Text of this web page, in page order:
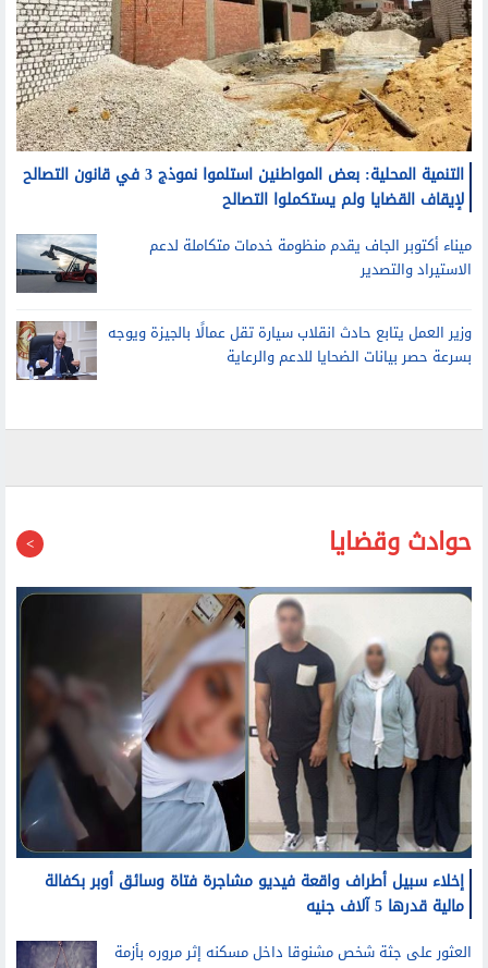
التنمية المحلية: بعض المواطنين استلموا نموذج 3 في قانون التصالح
لإيقاف القضايا ولم يستكملوا التصالح
ميناء أكتوبر الجاف يقدم منظومة خدمات متكاملة لدعم
الاستيراد والتصدير
بسرعة حصر بيانات الضحايا للدعم والرعاية
حوادث وقضايا
إخلاء سبيل أطراف واقعة فيديو مشاجرة فتاة وسائق أوبر بكفالة
مالية قدرها 5 آلاف جنيه
نفسية بالقليوبية